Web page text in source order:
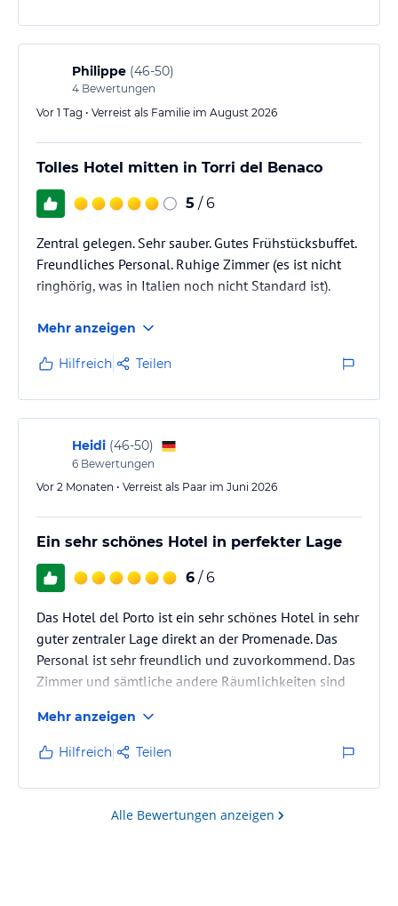
Philippe (46-50)
4 Bewertungen
Vor 1 Tag • Verreist als Familie im August 2026
Tolles Hotel mitten in Torri del Benaco
5 / 6
Zentral gelegen. Sehr sauber. Gutes Frühstücksbuffet.
Freundliches Personal. Ruhige Zimmer (es ist nicht
ringhörig, was in Italien noch nicht Standard ist).
Mehr anzeigen
Hilfreich Teilen
Heidi (46-50)
6 Bewertungen
Vor 2 Monaten • Verreist als Paar im Juni 2026
Ein sehr schönes Hotel in perfekter Lage
6 / 6
Das Hotel del Porto ist ein sehr schönes Hotel in sehr
guter zentraler Lage direkt an der Promenade. Das
Personal ist sehr freundlich und zuvorkommend. Das
Zimmer und sämtliche andere Räumlichkeiten sind
Parkplatzreservierung und der Transfer von der
Tiefgarage zum Hotel hat super geklappt. Das
Frühstück als auch das Abendessen war lecker und
ließ keine Wünsche offen. Wir haben uns sehr
wohlgefühlt.
Mehr anzeigen
Hilfreich Teilen
Alle Bewertungen anzeigen